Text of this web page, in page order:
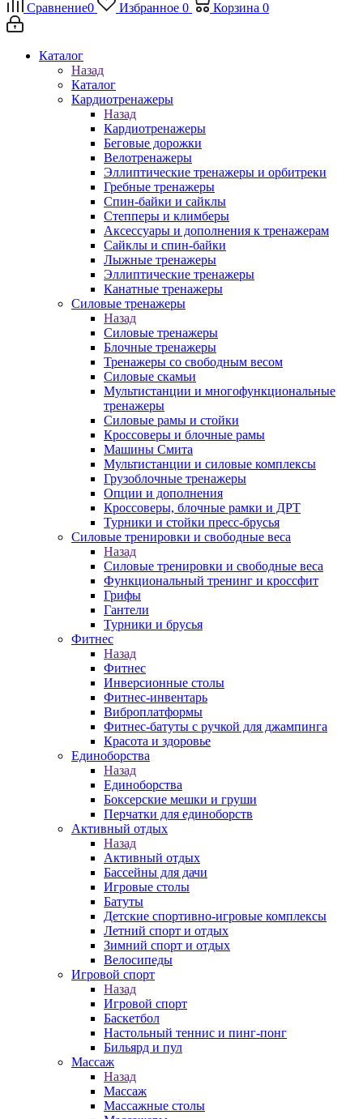
Сравнение0 Избранное 0 Корзина 0
Каталог
Назад
Каталог
Кардиотренажеры
Назад
Кардиотренажеры
Беговые дорожки
Велотренажеры
Эллиптические тренажеры и орбитреки
Гребные тренажеры
Спин-байки и сайклы
Степперы и климберы
Аксессуары и дополнения к тренажерам
Сайклы и спин-байки
Лыжные тренажеры
Эллиптические тренажеры
Канатные тренажеры
Силовые тренажеры
Назад
Силовые тренажеры
Блочные тренажеры
Тренажеры со свободным весом
Силовые скамьи
Мультистанции и многофункциональные
тренажеры
Силовые рамы и стойки
Кроссоверы и блочные рамы
Машины Смита
Мультистанции и силовые комплексы
Грузоблочные тренажеры
Опции и дополнения
Кроссоверы, блочные рамки и ДРТ
Турники и стойки пресс-брусья
Силовые тренировки и свободные веса
Назад
Силовые тренировки и свободные веса
Функциональный тренинг и кроссфит
Грифы
Гантели
Турники и брусья
Фитнес
Назад
Фитнес
Инверсионные столы
Фитнес-инвентарь
Виброплатформы
Фитнес-батуты с ручкой для джампинга
Красота и здоровье
Единоборства
Назад
Единоборства
Боксерские мешки и груши
Перчатки для единоборств
Активный отдых
Назад
Активный отдых
Бассейны для дачи
Игровые столы
Батуты
Детские спортивно-игровые комплексы
Летний спорт и отдых
Зимний спорт и отдых
Велосипеды
Игровой спорт
Назад
Игровой спорт
Баскетбол
Настольный теннис и пинг-понг
Бильярд и пул
Массаж
Назад
Массаж
Массажные столы